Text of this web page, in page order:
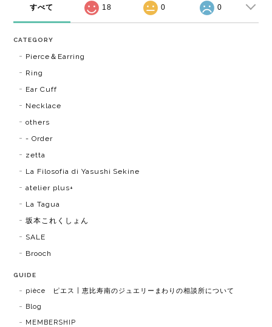
すべて 18 0 0
CATEGORY
Pierce＆Earring
Ring
Ear Cuff
Necklace
others
- Order
zetta
La Filosofia di Yasushi Sekine
atelier plus+
La Tagua
坂本これくしょん
SALE
Brooch
GUIDE
pièce ピエス | 恵比寿南のジュエリーまわりの相談所について
Blog
MEMBERSHIP